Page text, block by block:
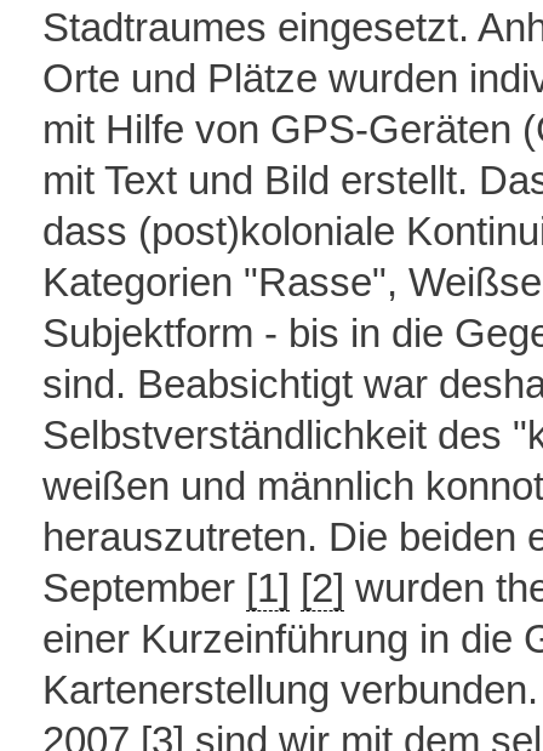
Stadtraumes eingesetzt.
Orte und Plätze wurden
mit Hilfe von GPS-Geräten
mit Text und Bild erstellt.
dass (post)koloniale
Kategorien "Rasse",
Subjektform - bis in die
sind. Beabsichtigt war
Selbstverständlichkeit des
weißen und männlich
herauszutreten. Die beiden
September [1] [2] wurden
einer Kurzeinführung in die
Kartenerstellung
2007 [3] sind wir mit dem